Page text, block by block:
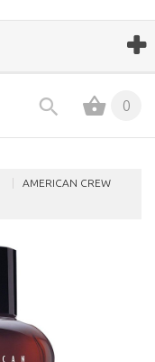
0
AMERICAN CREW